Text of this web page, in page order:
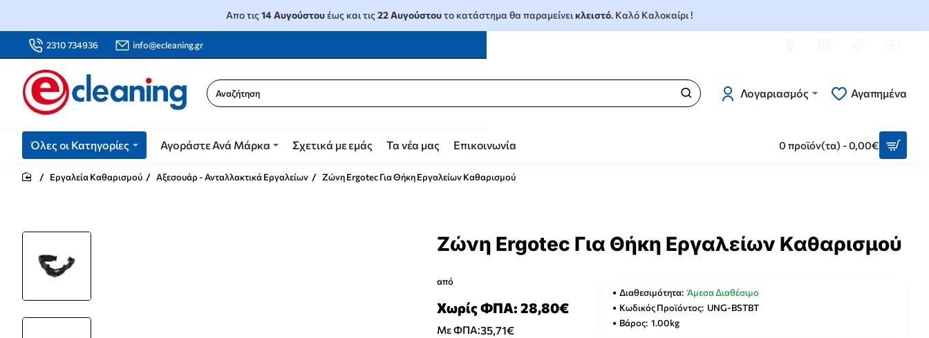
Απο τις14 Αυγούστουέως και τις22 Αυγούστουτο κατάστημα θα παραμείνεικλειστό. Καλό Καλοκαίρι !
2310 734936 info@ecleaning.gr
Αναζήτηση Λογαριασμός Αγαπημένα
Όλες οι Κατηγορίες Αγοράστε Ανά Μάρκα Σχετικά με εμάς Τα νέα μας Επικοινωνία 0 προϊόν(τα) - 0,00€
Εργαλεία Καθαρισμού Αξεσουάρ - Ανταλλακτικά Εργαλείων Ζώνη Ergotec Για Θήκη Εργαλείων Καθαρισμού
Ζώνη Ergotec Για Θήκη Εργαλείων Καθαρισμού
από
Με ΦΠΑ:35,71€
Χωρίς ΦΠΑ: 28,80€
Διαθεσιμότητα: Άμεσα Διαθέσιμο
Κωδικός Προϊόντος: UNG-BSTBT
Βάρος: 1.00kg